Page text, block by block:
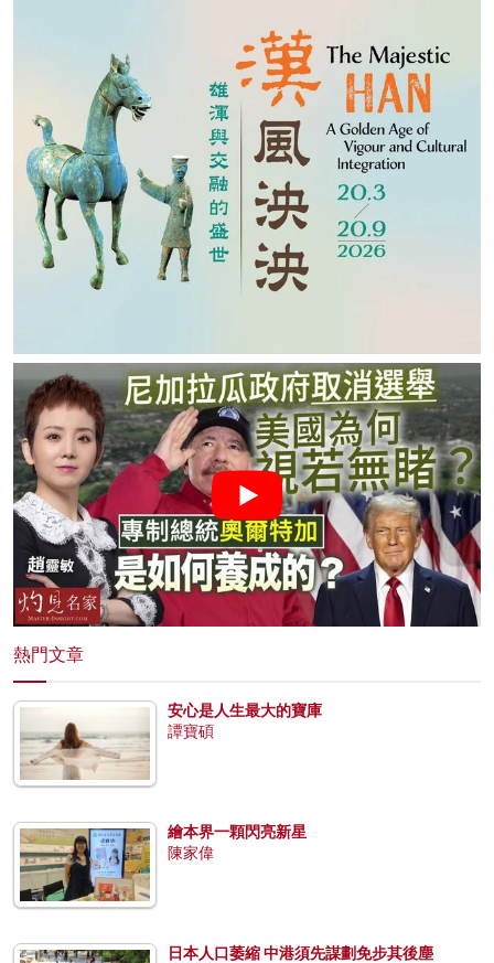
熱門文章
安心是人生最大的寶庫
譚寶碩
繪本界一顆閃亮新星
陳家偉
日本人口萎縮 中港須先謀劃免步其後塵